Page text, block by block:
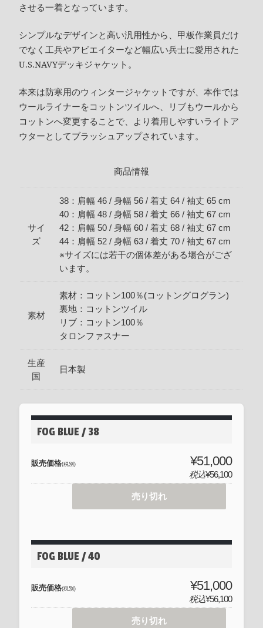
させる一着となっています。
シンプルなデザインと高い汎用性から、甲板作業員だけ
でなく工兵やアビエイターなど幅広い兵士に愛用された
U.S.NAVYデッキジャケット。
本来は防寒用のウィンタージャケットですが、本作では
ウールライナーをコットンツイルへ、リブもウールから
コットンへ変更することで、より着用しやすいライトア
ウターとしてブラッシュアップされています。
商品情報
サイ
ズ
38：肩幅 46 / 身幅 56 / 着丈 64 / 袖丈 65 cm
40：肩幅 48 / 身幅 58 / 着丈 66 / 袖丈 67 cm
42：肩幅 50 / 身幅 60 / 着丈 68 / 袖丈 67 cm
44：肩幅 52 / 身幅 63 / 着丈 70 / 袖丈 67 cm
※サイズには若干の個体差がある場合がござ
います。
素材
素材：コットン100％(コットングログラン)
裏地：コットンツイル
リブ：コットン100％
タロンファスナー
生産
国
日本製
FOG BLUE / 38
販売価格(税別) ¥51,000
税込¥56,100
売り切れ
FOG BLUE / 40
販売価格(税別) ¥51,000
税込¥56,100
売り切れ